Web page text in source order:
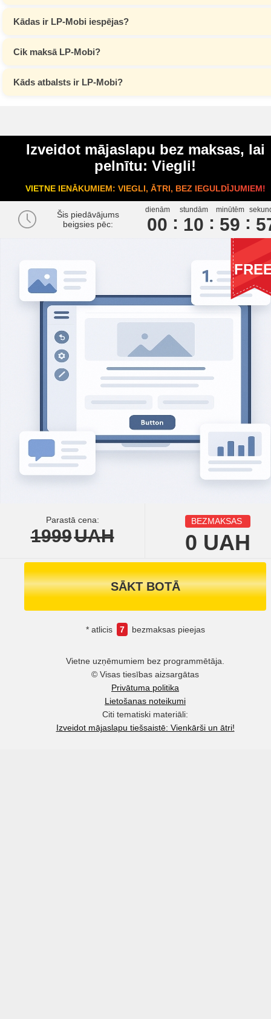
Kādas ir LP-Mobi iespējas?
Cik maksā LP-Mobi?
Kāds atbalsts ir LP-Mobi?
Izveidot mājaslapu bez maksas, lai
pelnītu: Viegli!
VIETNE IENĀKUMIEM: VIEGLI, ĀTRI, BEZ IEGULDĪJUMIEM!
Šis piedāvājums
beigsies pēc:
dienām
00
stundām
10
minūtēm
59 5
Parastā cena:
1999UAH
BEZMAKSAS
0 UAH
SĀKT BOTĀ
* atlicis 7 bezmaksas pieejas
Vietne uzņēmumiem bez programmētāja.
© Visas tiesības aizsargātas
Privātuma politika
Lietošanas noteikumi
Citi tematiski materiāli:
Izveidot mājaslapu tiešsaistē: Vienkārši un ātri!